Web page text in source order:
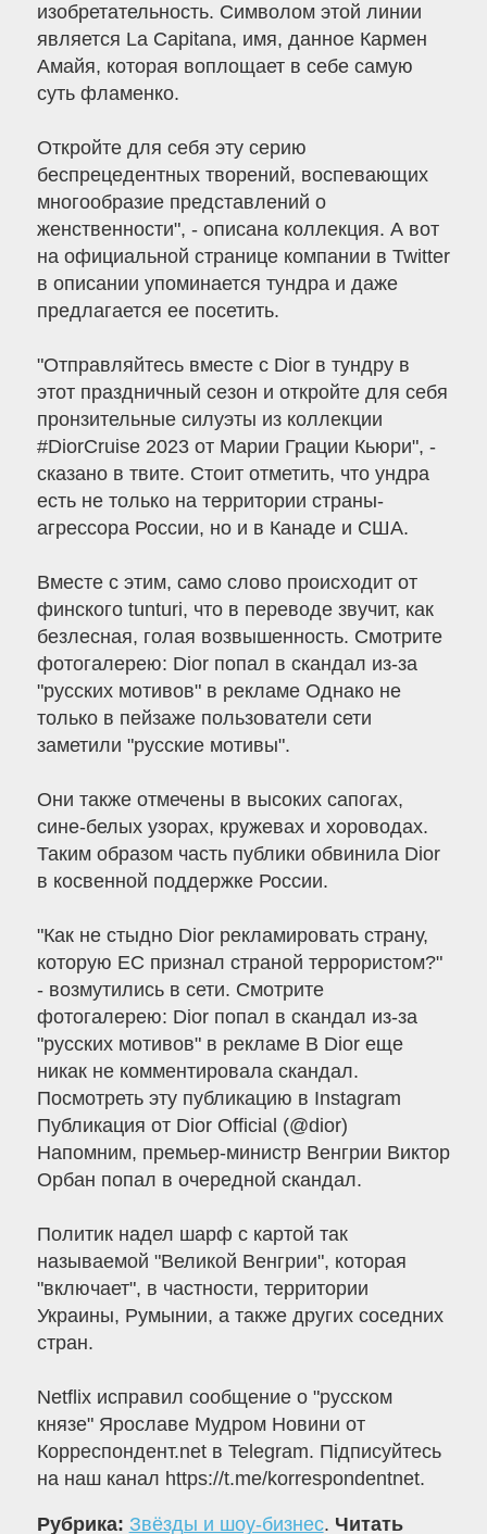
изобретательность. Символом этой линии
является La Capitana, имя, данное Кармен
Амайя, которая воплощает в себе самую
суть фламенко.
Откройте для себя эту серию
беспрецедентных творений, воспевающих
многообразие представлений о
женственности", - описана коллекция. А вот
на официальной странице компании в Twitter
в описании упоминается тундра и даже
предлагается ее посетить.
"Отправляйтесь вместе с Dior в тундру в
этот праздничный сезон и откройте для себя
пронзительные силуэты из коллекции
#DiorCruise 2023 от Марии Грации Кьюри", -
сказано в твите. Стоит отметить, что ундра
есть не только на территории страны-
агрессора России, но и в Канаде и США.
Вместе с этим, само слово происходит от
финского tunturi, что в переводе звучит, как
безлесная, голая возвышенность. Cмотрите
фотогалерею: Dior попал в скандал из-за
"русских мотивов" в рекламе Однако не
только в пейзаже пользователи сети
заметили "русские мотивы".
Они также отмечены в высоких сапогах,
сине-белых узорах, кружевах и хороводах.
Таким образом часть публики обвинила Dior
в косвенной поддержке России.
"Как не стыдно Dior рекламировать страну,
которую ЕС признал страной террористом?"
- возмутились в сети. Cмотрите
фотогалерею: Dior попал в скандал из-за
"русских мотивов" в рекламе В Dior еще
никак не комментировала скандал.
Посмотреть эту публикацию в Instagram
Публикация от Dior Official (@dior)
Напомним, премьер-министр Венгрии Виктор
Орбан попал в очередной скандал.
Политик надел шарф с картой так
называемой "Великой Венгрии", которая
"включает", в частности, территории
Украины, Румынии, а также других соседних
стран.
Netflix исправил сообщение о "русском
князе" Ярославе Мудром Новини от
Корреспондент.net в Telegram. Підписуйтесь
на наш канал https://t.me/korrespondentnet.
Рубрика: Звёзды и шоу-бизнес. Читать